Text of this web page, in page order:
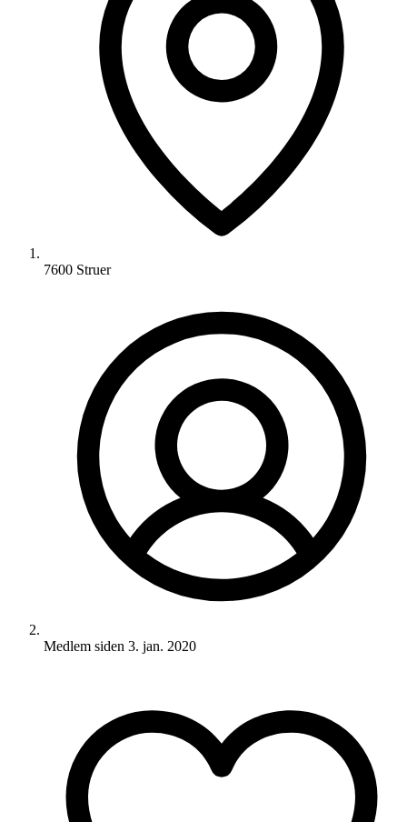
7600 Struer
Medlem siden 3. jan. 2020